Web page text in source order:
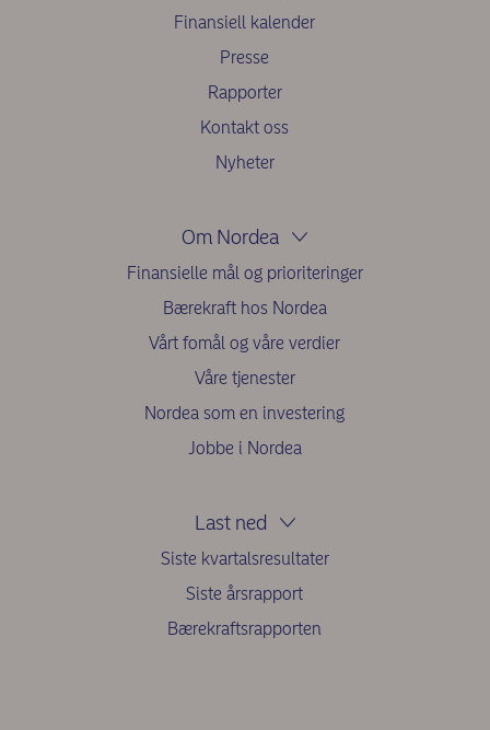
Finansiell kalender
Presse
Rapporter
Kontakt oss
Nyheter
Om Nordea
Finansielle mål og prioriteringer
Bærekraft hos Nordea
Vårt fomål og våre verdier
Våre tjenester
Nordea som en investering
Jobbe i Nordea
Last ned
Siste kvartalsresultater
Siste årsrapport
Bærekraftsrapporten